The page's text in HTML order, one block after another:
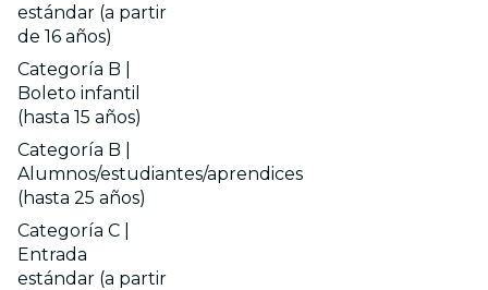
estándar (a partir
de 16 años)
Categoría B |
Boleto infantil
(hasta 15 años)
Categoría B |
Alumnos/estudiantes/aprendices
(hasta 25 años)
Categoría C |
Entrada
estándar (a partir